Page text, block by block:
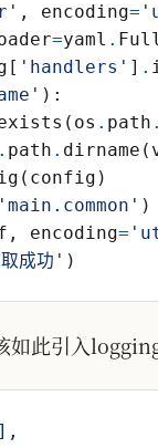
r ' , encoding= '
=yaml .
[ ' handlers ' ] .
' ) :
( os . path .
. path . dirname (
( config )
' main.common ' )
, encoding= '
成功 ' )
此引入